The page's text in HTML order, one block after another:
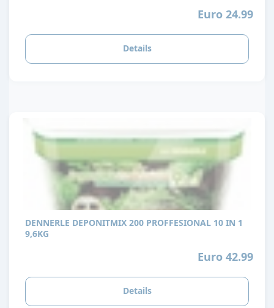
Euro 24.99
Details
DENNERLE DEPONITMIX 200 PROFFESIONAL 10 IN 1
9,6KG
Euro 42.99
Details